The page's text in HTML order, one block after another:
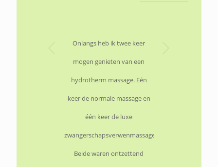
Onlangs heb ik twee keer
mogen genieten van een
hydrotherm massage. Eén
keer de normale massage en
één keer de luxe
zwangerschapsverwenmassage.
Beide waren ontzettend
Na een lange stressvolle
periode was ik toe aan een
‘reset’ en koos voor Cocooning
bij Eefje.
Wat een weldaad! Deze zachte
manier van masseren met
overvloedige, specifiek voor
Volgende